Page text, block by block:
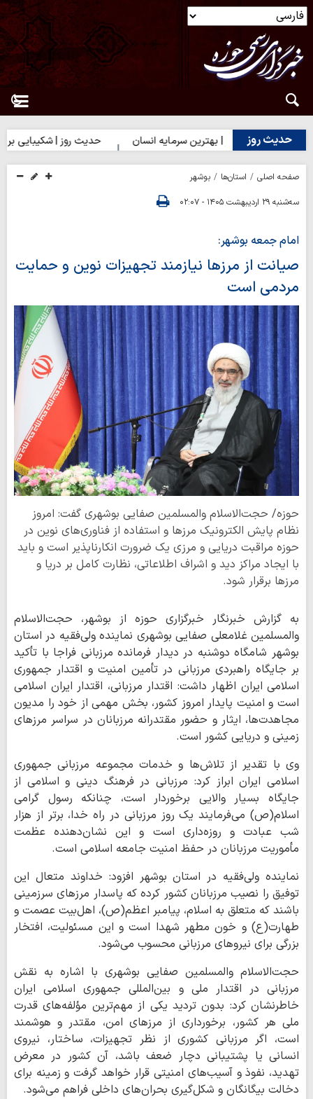
حدیث روز
حدیث روز | بهترین سرمایه انسان حدیث روز | شکیبایی بر تلخی حق
صفحه اصلی استان‌ها
بوشهر
سه‌شنبه ۲۹ اردیبهشت ۱۴۰۵ - ۰۲:۰۷
امام جمعه بوشهر:
صیانت از مرزها نیازمند تجهیزات نوین و حمایت
مردمی است
حوزه/ حجت‌الاسلام والمسلمین صفایی بوشهری گفت: امروز
نظام پایش الکترونیک مرزها و استفاده از فناوری‌های نوین در
حوزه مراقبت دریایی و مرزی یک ضرورت انکارناپذیر است و باید
با ایجاد مراکز دید و اشراف اطلاعاتی، نظارت کامل بر دریا و
مرزها برقرار شود.
به گزارش خبرنگار خبرگزاری حوزه از بوشهر، حجت‌الاسلام
والمسلمین غلامعلی صفایی بوشهری نماینده ولی‌فقیه در استان
بوشهر شامگاه دوشنبه در دیدار فرمانده مرزبانی فراجا با تأکید
بر جایگاه راهبردی مرزبانی در تأمین امنیت و اقتدار جمهوری
اسلامی ایران اظهار داشت: اقتدار مرزبانی، اقتدار ایران اسلامی
است و امنیت پایدار امروز کشور، بخش مهمی از خود را مدیون
مجاهدت‌ها، ایثار و حضور مقتدرانه مرزبانان در سراسر مرزهای
زمینی و دریایی کشور است.
وی با تقدیر از تلاش‌ها و خدمات مجموعه مرزبانی جمهوری
اسلامی ایران ابراز کرد: مرزبانی در فرهنگ دینی و اسلامی از
جایگاه بسیار والایی برخوردار است، چنانکه رسول گرامی
اسلام(ص) می‌فرمایند یک روز مرزبانی در راه خدا، برتر از هزار
شب عبادت و روزه‌داری است و این نشان‌دهنده عظمت
مأموریت مرزبانان در حفظ امنیت جامعه اسلامی است.
نماینده ولی‌فقیه در استان بوشهر افزود: خداوند متعال این
توفیق را نصیب مرزبانان کشور کرده که پاسدار مرزهای سرزمینی
باشند که متعلق به اسلام، پیامبر اعظم(ص)، اهل‌بیت عصمت و
طهارت(ع) و خون مطهر شهدا است و این مسئولیت، افتخار
بزرگی برای نیروهای مرزبانی محسوب می‌شود.
حجت‌الاسلام والمسلمین صفایی بوشهری با اشاره به نقش
مرزبانی در اقتدار ملی و بین‌المللی جمهوری اسلامی ایران
خاطرنشان کرد: بدون تردید یکی از مهم‌ترین مؤلفه‌های قدرت
ملی هر کشور، برخورداری از مرزهای امن، مقتدر و هوشمند
است، اگر مرزبانی کشوری از نظر تجهیزات، ساختار، نیروی
انسانی یا پشتیبانی دچار ضعف باشد، آن کشور در معرض
تهدید، نفوذ و آسیب‌های امنیتی قرار خواهد گرفت و زمینه برای
دخالت بیگانگان و شکل‌گیری بحران‌های داخلی فراهم می‌شود.